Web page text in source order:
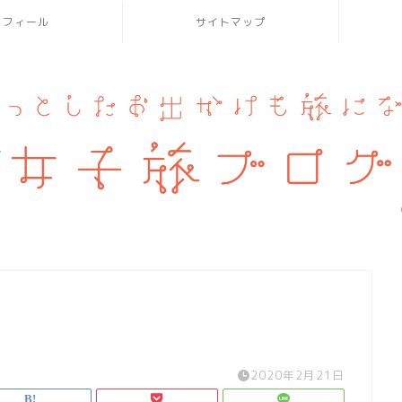
フィール サイトマップ
2020年2月21日